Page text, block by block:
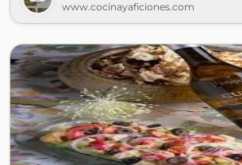
www.cocinayaficiones.com